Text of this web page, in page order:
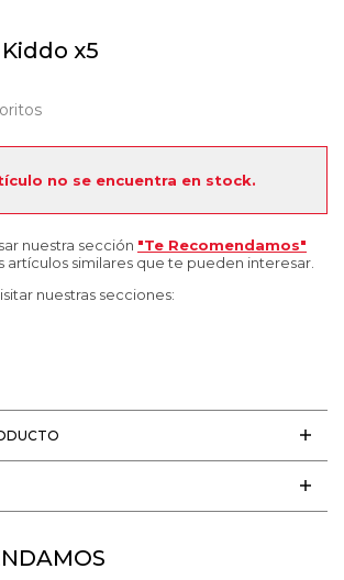
x5
no se encuentra en stock.
nuestra sección "Te Recomendamos"
artículos similares que te pueden interesar.
nuestras secciones: